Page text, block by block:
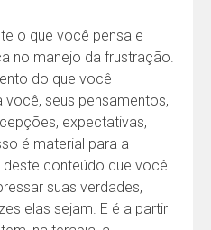
o que você pensa e
no manejo da frustração.
do que você
seus pensamentos,
expectativas,
é material para a
conteúdo que você
suas verdades,
elas sejam. E é a partir